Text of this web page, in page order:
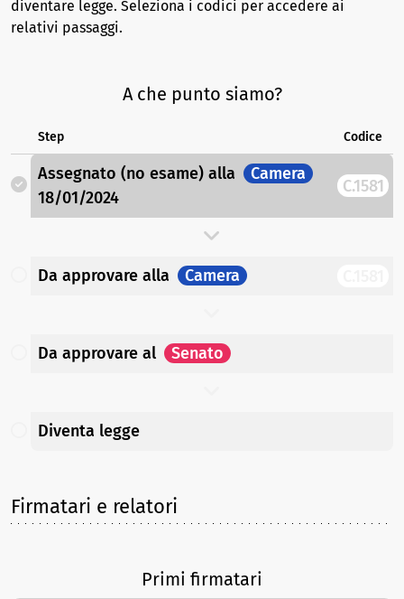
diventare legge. Seleziona i codici per accedere ai
relativi passaggi.
A che punto siamo?
Step Codice
Assegnato (no esame) alla
Camera
18/01/2024
C.1581
Da approvare alla Camera
Da approvare al Senato
Diventa legge
Firmatari e relatori
Primi firmatari